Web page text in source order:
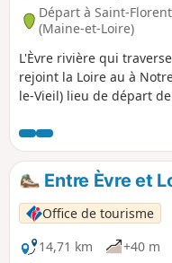
Départ à Saint-
(Maine-et-Loire)
L'Èvre rivière qui
rejoint la Loire au à
le-Vieil) lieu de départ
en empruntant une
Entre Èvre et
Office de tourisme
14,71 km
+40 m